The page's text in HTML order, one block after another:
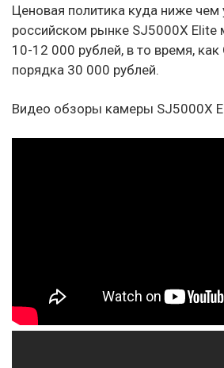
Ценовая политика куда ниже чем
российском рынке SJ5000X Elite
10-12 000 рублей, в то время, как
порядка 30 000 рублей.
Видео обзоры камеры SJ5000X